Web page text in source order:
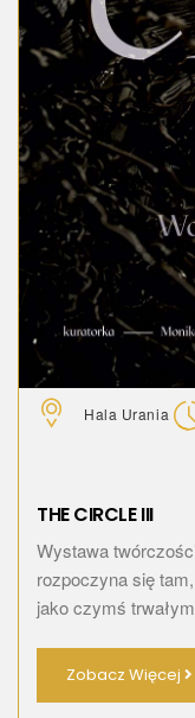
Hala Urania
THE CIRCLE III
Wystawa
rozpoczyna się
jako czymś
Zobacz Więcej